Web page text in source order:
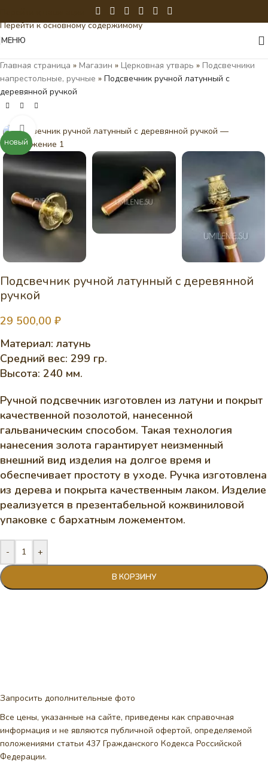
Перейти к основному содержимому
МЕНЮ
Главная страница » Магазин » Церковная утварь » Подсвечники
напрестольные, ручные » Подсвечник ручной латунный с
деревянной ручкой
НОВЫЙ
Нажмите, чтобы увеличить
Подсвечник ручной латунный с деревянной
ручкой
29 500,00 ₽
Материал: латунь
Средний вес: 299 гр.
Высота: 240 мм.
Ручной подсвечник изготовлен из латуни и покрыт
качественной позолотой, нанесенной
гальваническим способом. Такая технология
нанесения золота гарантирует неизменный
внешний вид изделия на долгое время и
обеспечивает простоту в уходе. Ручка изготовлена
из дерева и покрыта качественным лаком. Изделие
реализуется в презентабельной кожвиниловой
упаковке с бархатным ложементом.
- +
В КОРЗИНУ
Запросить дополнительные фото
Все цены, указанные на сайте, приведены как справочная
информация и не являются публичной офертой, определяемой
положениями статьи 437 Гражданского Кодекса Российской
Федерации.